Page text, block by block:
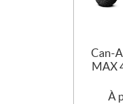
Can-
MAX
À